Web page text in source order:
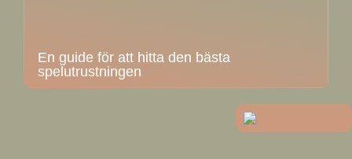
En guide för att hitta den bästa
spelutrustningen